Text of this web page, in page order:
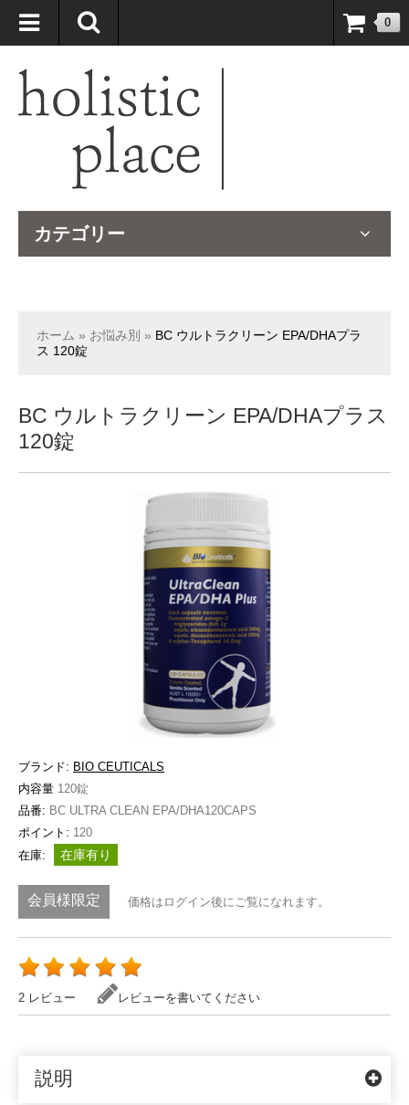
自然療法大国のオーストラリアより、臨床経験＆知識の豊富なナチュ
ロパスが厳選したサプリメントや ナチュラルグッズをお届けします！
0
カテゴリー
ホーム » お悩み別 » BC ウルトラクリーン EPA/DHAプラ
ス 120錠
BC ウルトラクリーン EPA/DHAプラス
120錠
ブランド: BIO CEUTICALS
内容量 120錠
品番: BC ULTRA CLEAN EPA/DHA120CAPS
ポイント: 120
在庫:
在庫有り
会員様限定 価格はログイン後にご覧になれます。
2 レビュー レビューを書いてください
説明